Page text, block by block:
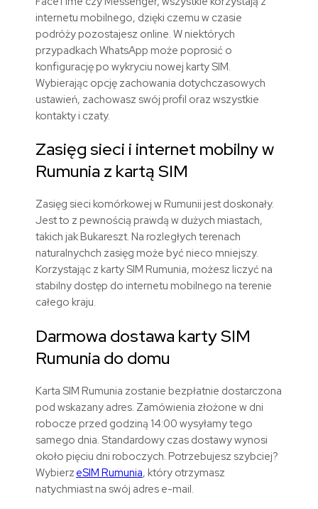
internetu mobilnego, dzięki czemu w czasie
podróży pozostajesz online. W niektórych
przypadkach WhatsApp może poprosić o
konfigurację po wykryciu nowej karty SIM.
Wybierając opcję zachowania dotychczasowych
ustawień, zachowasz swój profil oraz wszystkie
kontakty i czaty.
Zasięg sieci i internet mobilnyw
Rumunia z kartąSIM
Zasięg sieci komórkowej w Rumunii jest doskonały.
Jest to z pewnością prawdą w dużych miastach,
takich jak Bukareszt. Na rozległych terenach
naturalnychch zasięg może być nieco mniejszy.
Korzystając z karty SIM Rumunia, możesz liczyć na
stabilny dostęp do internetu mobilnego na terenie
całego kraju.
Darmowa dostawa karty SIM
Rumunia do domu
Karta SIM Rumunia zostanie bezpłatnie dostarczona
pod wskazany adres. Zamówienia złożone w dni
robocze przed godziną 14:00 wysyłamy tego
samego dnia. Standardowy czas dostawy wynosi
około pięciu dni roboczych. Potrzebujesz szybciej?
Wybierz eSIM Rumunia, który otrzymasz
natychmiast na swój adres e-mail.